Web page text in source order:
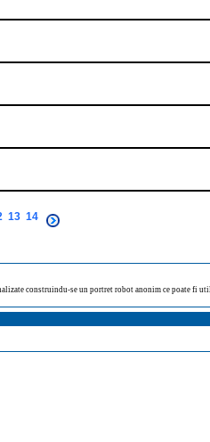
13 14
construindu-se un portret robot anonim ce poate fi